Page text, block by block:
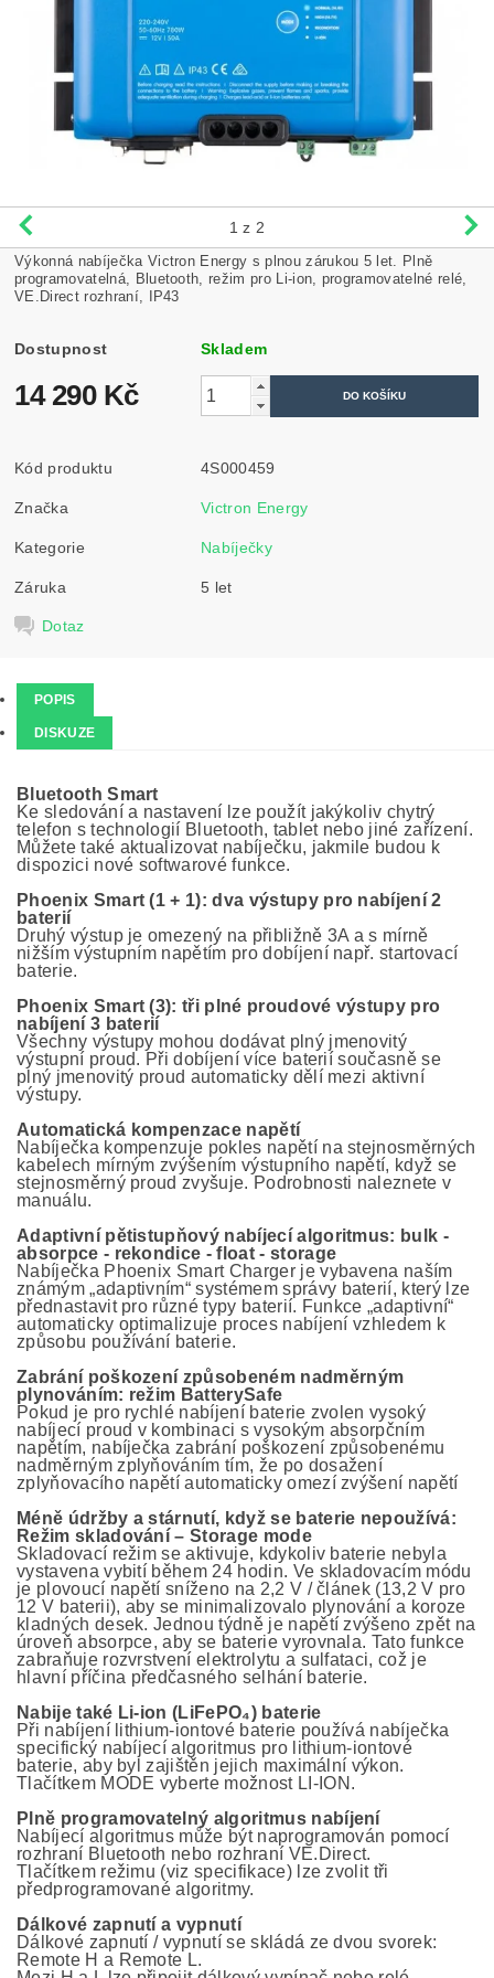
1 z 2
Výkonná nabíječka Victron Energy s plnou zárukou 5 let. Plně
programovatelná, Bluetooth, režim pro Li-ion, programovatelné relé,
VE.Direct rozhraní, IP43
Dostupnost Skladem
14 290 Kč
Kód produktu 4S000459
Značka Victron Energy
Kategorie Nabíječky
Záruka 5 let
Dotaz
POPIS
DISKUZE
Bluetooth Smart
Ke sledování a nastavení lze použít jakýkoliv chytrý
telefon s technologií Bluetooth, tablet nebo jiné zařízení.
Můžete také aktualizovat nabíječku, jakmile budou k
dispozici nové softwarové funkce.
Phoenix Smart (1 + 1): dva výstupy pro nabíjení 2
baterií
Druhý výstup je omezený na přibližně 3A a s mírně
nižším výstupním napětím pro dobíjení např. startovací
baterie.
Phoenix Smart (3): tři plné proudové výstupy pro
nabíjení 3 baterií
Všechny výstupy mohou dodávat plný jmenovitý
výstupní proud. Při dobíjení více baterií současně se
plný jmenovitý proud automaticky dělí mezi aktivní
výstupy.
Automatická kompenzace napětí
Nabíječka kompenzuje pokles napětí na stejnosměrných
kabelech mírným zvýšením výstupního napětí, když se
stejnosměrný proud zvyšuje. Podrobnosti naleznete v
manuálu.
Adaptivní pětistupňový nabíjecí algoritmus: bulk -
absorpce - rekondice - float - storage
Nabíječka Phoenix Smart Charger je vybavena naším
známým „adaptivním“ systémem správy baterií, který lze
přednastavit pro různé typy baterií. Funkce „adaptivní“
automaticky optimalizuje proces nabíjení vzhledem k
způsobu používání baterie.
Zabrání poškození způsobeném nadměrným
plynováním: režim BatterySafe
Pokud je pro rychlé nabíjení baterie zvolen vysoký
nabíjecí proud v kombinaci s vysokým absorpčním
napětím, nabíječka zabrání poškození způsobenému
nadměrným zplyňováním tím, že po dosažení
zplyňovacího napětí automaticky omezí zvýšení napětí
Méně údržby a stárnutí, když se baterie nepoužívá:
Režim skladování – Storage mode
Skladovací režim se aktivuje, kdykoliv baterie nebyla
vystavena vybití během 24 hodin. Ve skladovacím módu
je plovoucí napětí sníženo na 2,2 V / článek (13,2 V pro
12 V baterii), aby se minimalizovalo plynování a koroze
kladných desek. Jednou týdně je napětí zvýšeno zpět na
úroveň absorpce, aby se baterie vyrovnala. Tato funkce
zabraňuje rozvrstvení elektrolytu a sulfataci, což je
hlavní příčina předčasného selhání baterie.
Nabije také Li-ion (LiFePO₄) baterie
Při nabíjení lithium-iontové baterie používá nabíječka
specifický nabíjecí algoritmus pro lithium-iontové
baterie, aby byl zajištěn jejich maximální výkon.
Tlačítkem MODE vyberte možnost LI-ION.
Plně programovatelný algoritmus nabíjení
Nabíjecí algoritmus může být naprogramován pomocí
rozhraní Bluetooth nebo rozhraní VE.Direct.
Tlačítkem režimu (viz specifikace) lze zvolit tři
předprogramované algoritmy.
Dálkové zapnutí a vypnutí
Dálkové zapnutí / vypnutí se skládá ze dvou svorek:
Remote H a Remote L.